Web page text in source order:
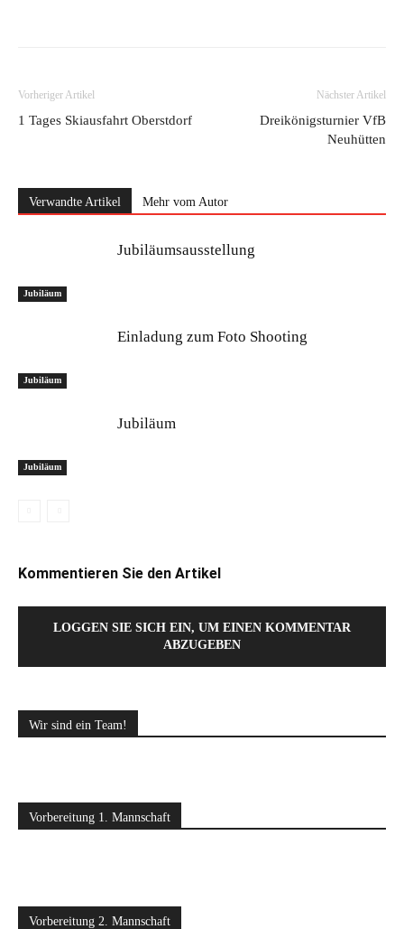
Vorheriger Artikel
1 Tages Skiausfahrt Oberstdorf
Nächster Artikel
Dreikönigsturnier VfB
Neuhütten
Verwandte Artikel Mehr vom Autor
Jubiläum
Jubiläumsausstellung
Jubiläum
Einladung zum Foto Shooting
Jubiläum
Jubiläum
Kommentieren Sie den Artikel
LOGGEN SIE SICH EIN, UM EINEN KOMMENTAR
ABZUGEBEN
Wir sind ein Team!
Vorbereitung 1. Mannschaft
Vorbereitung 2. Mannschaft